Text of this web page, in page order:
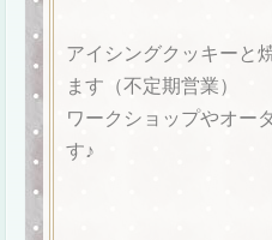
アイシングクッキーと
ます（不定期営業）
ワークショップやオー
す♪